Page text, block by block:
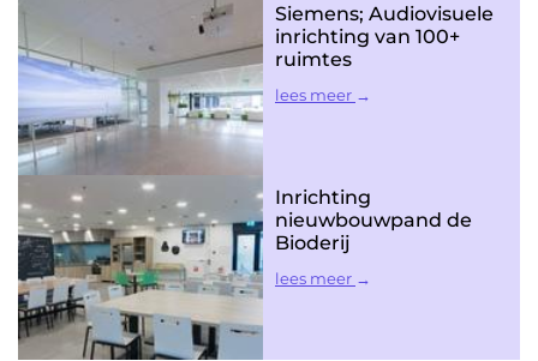
Siemens; Audiovisuele
inrichting van 100+
ruimtes
lees meer
Inrichting
nieuwbouwpand de
Bioderij
lees meer